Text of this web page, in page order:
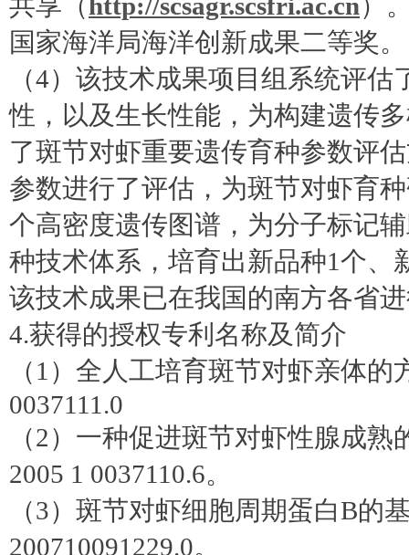
国家海洋局海洋创新成果二等奖。
（4）该技术成果项目组系统评
性，以及生长性能，为构建遗传
了斑节对虾重要遗传育种参数评
参数进行了评估，为斑节对虾育
个高密度遗传图谱，为分子标记
种技术体系，培育出新品种1个、
该技术成果已在我国的南方各省
4.获得的授权专利名称及简介
（1）全人工培育斑节对虾亲体
0037111.0
（2）一种促进斑节对虾性腺成
2005 1 0037110.6。
（3）斑节对虾细胞周期蛋白B的
200710091229.0。